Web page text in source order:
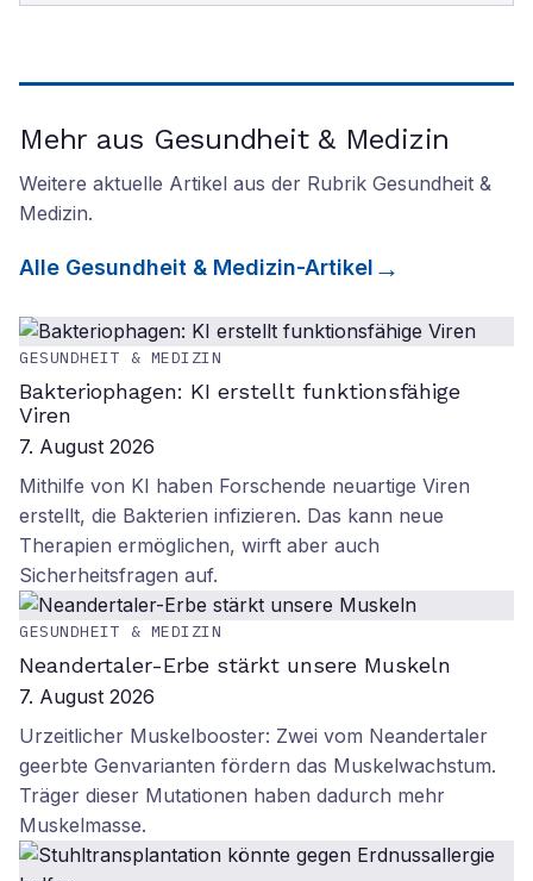
Mehr aus Gesundheit & Medizin
Weitere aktuelle Artikel aus der Rubrik Gesundheit &
Medizin.
Alle Gesundheit & Medizin-Artikel
GESUNDHEIT & MEDIZIN
Bakteriophagen: KI erstellt funktionsfähige
Viren
7. August 2026
Mithilfe von KI haben Forschende neuartige Viren
erstellt, die Bakterien infizieren. Das kann neue
Therapien ermöglichen, wirft aber auch
Sicherheitsfragen auf.
GESUNDHEIT & MEDIZIN
Neandertaler-Erbe stärkt unsere Muskeln
7. August 2026
Urzeitlicher Muskelbooster: Zwei vom Neandertaler
geerbte Genvarianten fördern das Muskelwachstum.
Träger dieser Mutationen haben dadurch mehr
Muskelmasse.